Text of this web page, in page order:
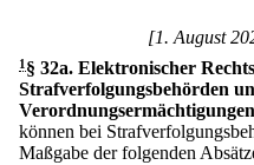
[1. August
1§ 32a. Elektronischer
Strafverfolgungsbehörden
können bei
Maßgabe der folgenden